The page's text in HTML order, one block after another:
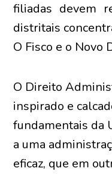
filiadas devem
distritais
O Fisco e o
O Direito
inspirado e
fundamentais da
a uma
eficaz, que em